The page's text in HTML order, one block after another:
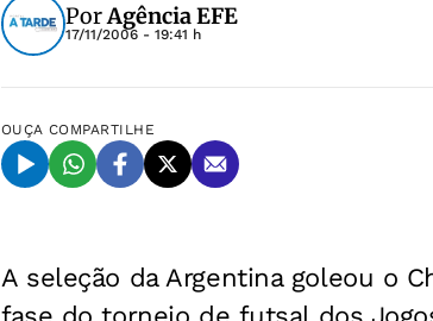
PorAgência EFE
17/11/2006 - 19:41 h
OUÇA COMPARTILHE
A seleção da Argentina goleou o